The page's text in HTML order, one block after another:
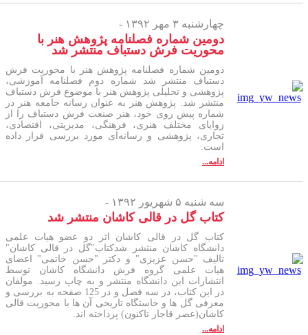
چهارشنبه ۳ مهر ۱۳۹۲ -
دومین شماره فصلنامه پژوهش هنر با
محوریت فرش دستباف منتشر شد
دومین شماره فصلنامه پژوهش هنر با محوریت فرش
دستباف منتشر شد شماره دوم فصلنامه آموزشی،
پژوهشی و تحلیلی پژوهش هنر با موضوع فرش دستباف
منتشر شد. پژوهش هنر به عنوان رسانه جامعه هنر در
شماره پیش روی خود، هنر صنعت فرش دستباف را از
زوایای مختلف هنری، فرهنگی، مدیریتی، اقتصادی،
تجاری، پژوهشی و رسانه‌ای مورد بررسی قرار داده
است.
ادامه...
سه شنبه ۵ شهریور ۱۳۹۲ -
کتاب گل در قالی کاشان منتشر شد
کتاب گل در قالی کاشان اثر دو عضو هیات علمی
دانشگاه کاشان منتشر شدکتاب"گل در قالی کاشان"
تالیف "حسن عزیزی" و دکتر "حسن خاتمی" اعضای
هیات علمی گروه فرش دانشگاه کاشان توسط
انتشارات این دانشگاه منتشر و به چاپ رسید. مولفان
در این کتاب، در سه فصل و در 125 صفحه به بررسی و
معرفی گل ها و خاستگاه تاریخی آن ها با محوریت قالی
کاشان(عصر قاجار تاکنون) پرداخته اند.
ادامه...